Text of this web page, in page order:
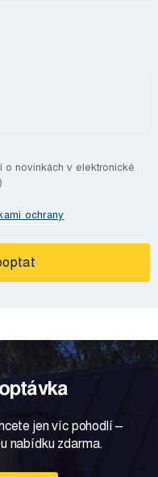
o novinkách v elektronické
ochrany
jen víc pohodlí –
nabídku zdarma.